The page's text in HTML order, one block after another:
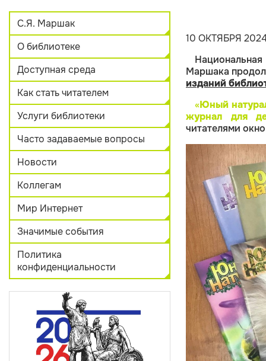
С.Я. Маршак
О библиотеке
Доступная среда
Как стать читателем
Услуги библиотеки
Часто задаваемые вопросы
Новости
Коллегам
Мир Интернет
Значимые события
Политика
конфиденциальности
10 ОКТЯБРЯ
Маршака
изданий
«Юный
журнал для
читателями